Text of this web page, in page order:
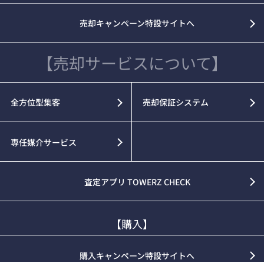
売却キャンペーン特設サイトへ
【売却サービスについて】
全方位型集客 売却保証システム
専任媒介サービス
査定アプリ TOWERZ CHECK
【購入】
購入キャンペーン特設サイトへ